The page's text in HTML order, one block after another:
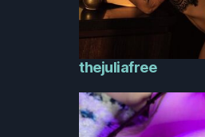
thejuliafree